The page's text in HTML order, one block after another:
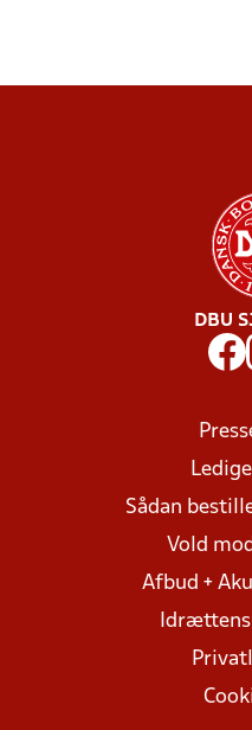
DBU
Sådan
Vold
Afbud +